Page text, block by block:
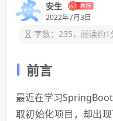
安生
2022年7月3日
字数：235，阅读约1
前言
最近在学习
取初始化项目，却出